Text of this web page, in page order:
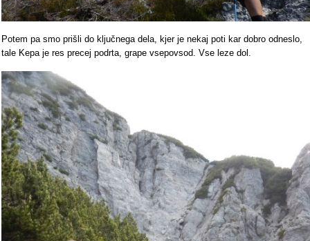
Potem pa smo prišli do ključnega dela, kjer je nekaj poti kar dobro odneslo,
tale Kepa je res precej podrta, grape vsepovsod. Vse leze dol.